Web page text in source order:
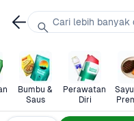
Bumbu &
Saus
Perawatan
Diri
Cari lebih banyak